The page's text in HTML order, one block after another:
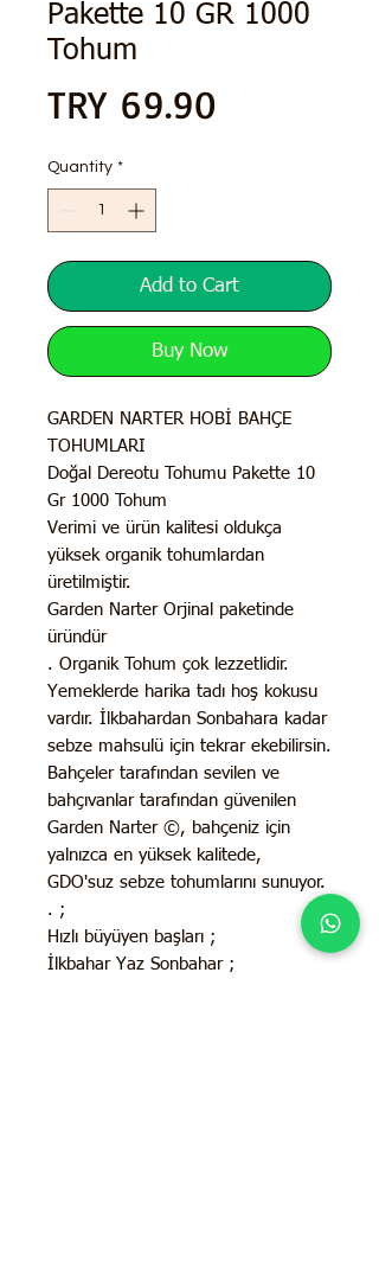
Pakette 10 GR 1000
Tohum
TRY 69.90Price
Quantity *
Add to Cart
Buy Now
GARDEN NARTER HOBİ BAHÇE
TOHUMLARI
Doğal Dereotu Tohumu Pakette 10
Gr 1000 Tohum
Verimi ve ürün kalitesi oldukça
yüksek organik tohumlardan
üretilmiştir.
Garden Narter Orjinal paketinde
üründür
. Organik Tohum çok lezzetlidir.
Yemeklerde harika tadı hoş kokusu
vardır. İlkbahardan Sonbahara kadar
sebze mahsulü için tekrar ekebilirsin.
Bahçeler tarafından sevilen ve
bahçıvanlar tarafından güvenilen
Garden Narter ©, bahçeniz için
yalnızca en yüksek kalitede,
GDO'suz sebze tohumlarını sunuyor.
. ;
Hızlı büyüyen başları ;
İlkbahar Yaz Sonbahar ;